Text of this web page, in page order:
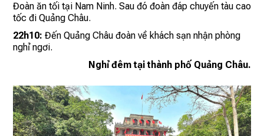
Đoàn ăn tối tại Nam Ninh. Sau đó đoàn đáp chuyến tàu cao
tốc đi Quảng Châu.
22h10: Đến Quảng Châu đoàn về khách sạn nhận phòng
nghỉ ngơi.
Nghỉ đêm tại thành phố Quảng Châu.